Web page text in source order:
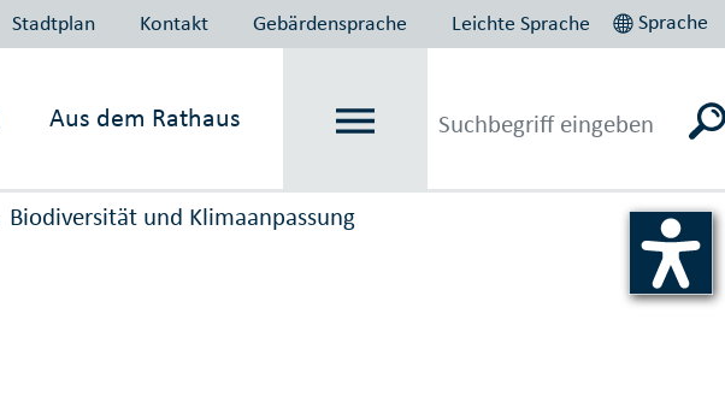
Stadtplan Kontakt Gebärdensprache Leichte Sprache Sprache
Aus dem Rathaus
Biodiversität und Klimaanpassung